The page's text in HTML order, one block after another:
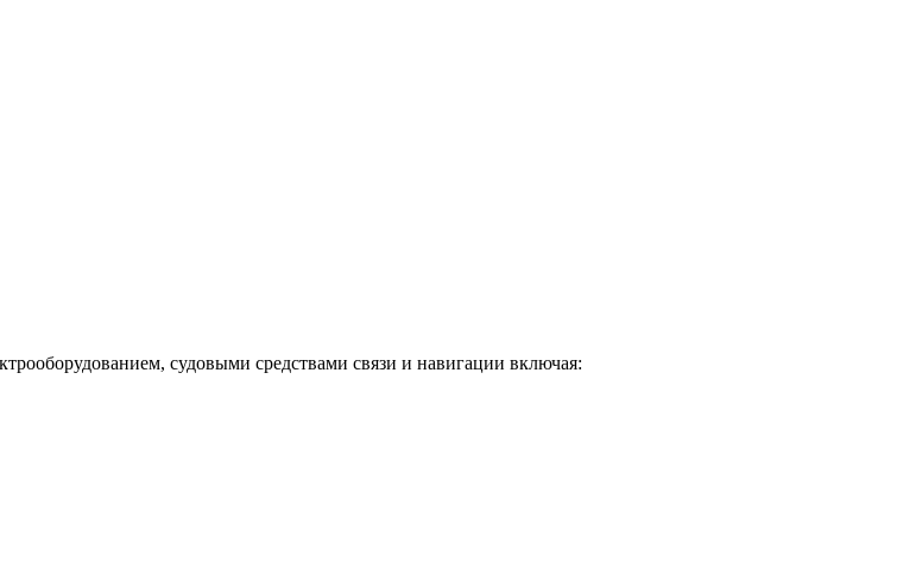
судовыми средствами связи и навигации включая: